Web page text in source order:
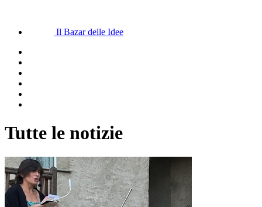
Il Bazar delle Idee
Tutte le notizie